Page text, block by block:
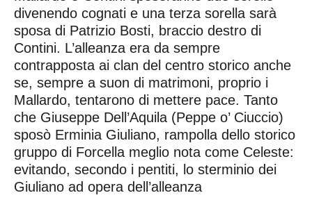
divenendo cognati e una terza sorella sarà
sposa di Patrizio Bosti, braccio destro di
Contini. L’alleanza era da sempre
contrapposta ai clan del centro storico anche
se, sempre a suon di matrimoni, proprio i
Mallardo, tentarono di mettere pace. Tanto
che Giuseppe Dell’Aquila (Peppe o’ Ciuccio)
sposò Erminia Giuliano, rampolla dello storico
gruppo di Forcella meglio nota come Celeste:
evitando, secondo i pentiti, lo sterminio dei
Giuliano ad opera dell’alleanza